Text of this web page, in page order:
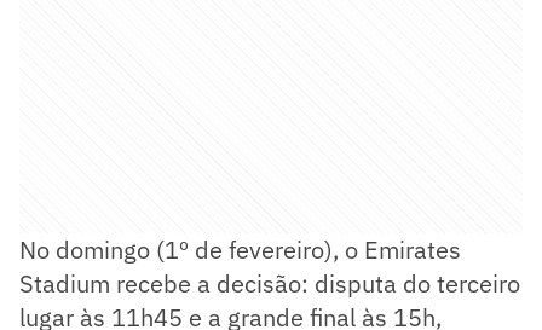
No domingo (1º de fevereiro), o Emirates
Stadium recebe a decisão: disputa do terceiro
lugar às 11h45 e a grande final às 15h,